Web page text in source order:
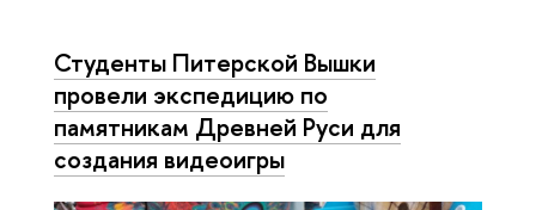
Студенты Питерской Вышки
провели экспедицию по
памятникам Древней Руси для
создания видеоигры